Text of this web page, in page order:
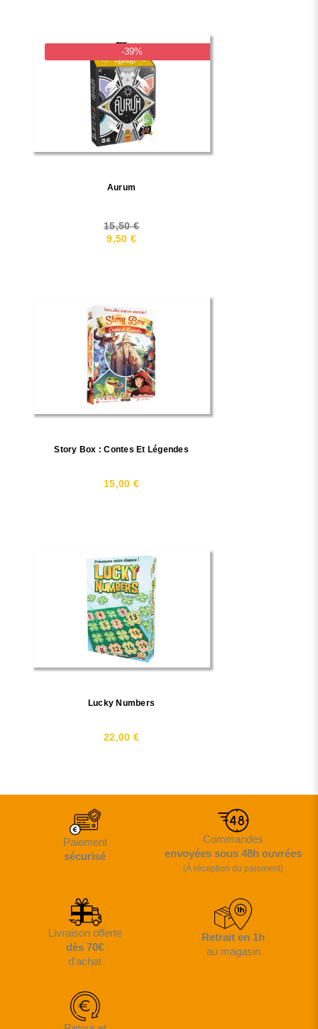
-39%
Aurum
15,50 €
9,50 €
Story Box : Contes Et Légendes
15,00 €
Lucky Numbers
22,00 €
Paiement
sécurisé
Commandes
envoyées sous 48h ouvrées
(À réception du paiement)
Livraison offerte
dès 70€
d'achat
Retrait en 1h
au magasin